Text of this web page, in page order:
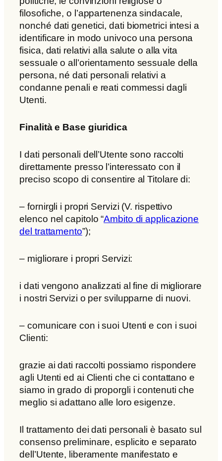
filosofiche, o l’appartenenza sindacale,
nonché dati genetici, dati biometrici intesi a
identificare in modo univoco una persona
fisica, dati relativi alla salute o alla vita
sessuale o all’orientamento sessuale della
persona, né dati personali relativi a
condanne penali e reati commessi dagli
Utenti.
Finalità e Base giuridica
I dati personali dell’Utente sono raccolti
direttamente presso l’interessato con il
preciso scopo di consentire al Titolare di:
– fornirgli i propri Servizi (V. rispettivo
elenco nel capitolo “Ambito di applicazione
del trattamento”);
– migliorare i propri Servizi:
i dati vengono analizzati al fine di migliorare
i nostri Servizi o per svilupparne di nuovi.
– comunicare con i suoi Utenti e con i suoi
Clienti:
grazie ai dati raccolti possiamo rispondere
agli Utenti ed ai Clienti che ci contattano e
siamo in grado di proporgli i contenuti che
meglio si adattano alle loro esigenze.
Il trattamento dei dati personali è basato sul
consenso preliminare, esplicito e separato
dell’Utente, liberamente manifestato e